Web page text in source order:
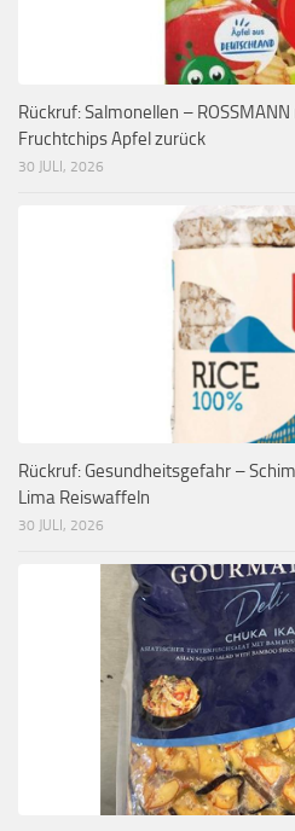
Rückruf: Salmonellen – ROSSMANN
Fruchtchips Apfel zurück
30 JULI, 2026
Rückruf: Gesundheitsgefahr –
Lima Reiswaffeln
30 JULI, 2026